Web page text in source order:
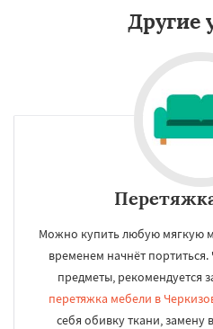
Другие
Можно купить любую мягкую
временем начнёт
предметы, рекомендуется
перетяжка мебели в
себя обивку ткани, замену